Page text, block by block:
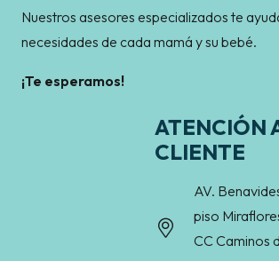
Nuestros asesores especializados te
necesidades de cada mamá y su bebé.
¡Te esperamos!
ATENCIÓN
CLIENTE
AV.
piso
CC Caminos